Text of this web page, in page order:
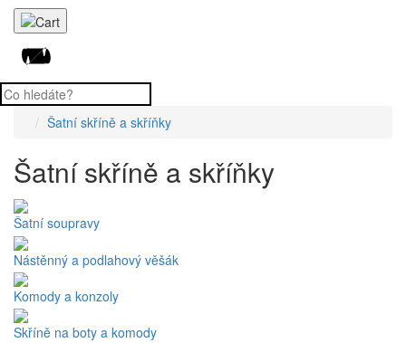
Šatní skříně a skříňky
Šatní skříně a skříňky
Šatní soupravy
Nástěnný a podlahový věšák
Komody a konzoly
Skříně na boty a komody